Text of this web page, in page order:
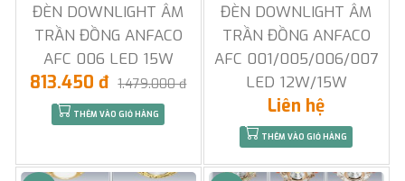
ĐÈN DOWNLIGHT ÂM
TRẦN ĐỒNG ANFACO
AFC 006 LED 15W
813.450 đ 1.479.000 đ
THÊM VÀO GIỎ HÀNG
ĐÈN DOWNLIGHT ÂM
TRẦN ĐỒNG ANFACO
AFC 001/005/006/007
LED 12W/15W
Liên hệ
THÊM VÀO GIỎ HÀNG